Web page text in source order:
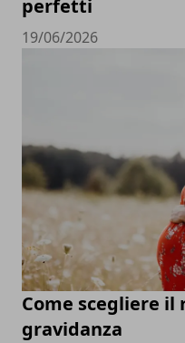
perfetti
19/06/2026
Come scegliere
gravidanza